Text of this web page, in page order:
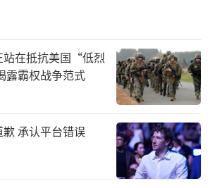
站在抵抗美国“低烈
霸权战争范式
承认平台错误